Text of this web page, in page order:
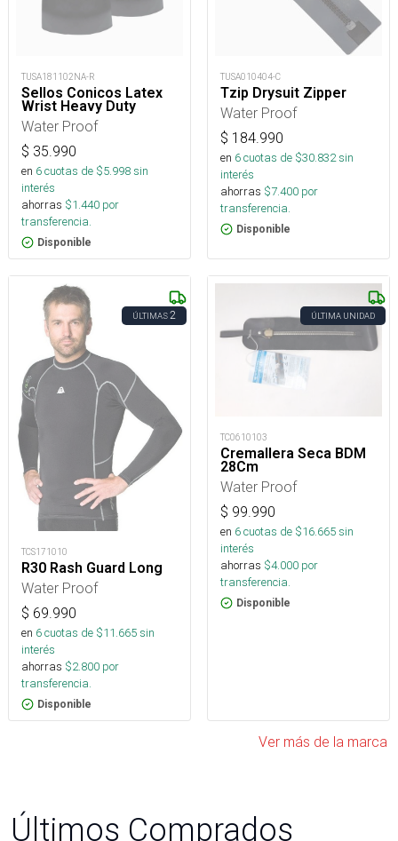
TUSA181102NA-R
Sellos Conicos Latex
Wrist Heavy Duty
Water Proof
$ 35.990
en 6cuotas de $5.998sin
interés
ahorras $1.440 por
transferencia.
Disponible
TUSA010404-C
Tzip Drysuit Zipper
Water Proof
$ 184.990
en 6cuotas de $30.832sin
interés
ahorras $7.400 por
transferencia.
Disponible
ÚLTIMAS2
TCS171010
R30 Rash Guard Long
Water Proof
$ 69.990
en 6cuotas de $11.665sin
interés
ahorras $2.800 por
transferencia.
Disponible
ÚLTIMA UNIDAD
TC0610103
Cremallera Seca BDM
28Cm
Water Proof
$ 99.990
en 6cuotas de $16.665sin
interés
ahorras $4.000 por
transferencia.
Disponible
Ver más de la marca
Últimos Comprados